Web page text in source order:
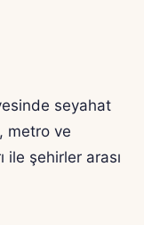
seyahat
metro ve
ile şehirler arası